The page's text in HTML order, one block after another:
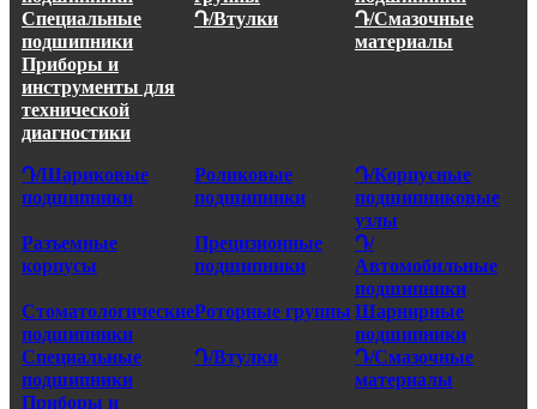
Специальные
подшипники
Դ/Втулки
Դ/Смазочные
материалы
Приборы и
инструменты для
технической
диагностики
Դ/Шариковые
подшипники
Роликовые
подшипники
Դ/Корпусные
подшипниковые
узлы
Разъемные
корпусы
Прецизионные
подшипники
Դ/
Автомобильные
подшипники
Стоматологические
подшипники
Роторные группы Шарнирные
подшипники
Специальные
подшипники
Դ/Втулки
Դ/Смазочные
материалы
Приборы и